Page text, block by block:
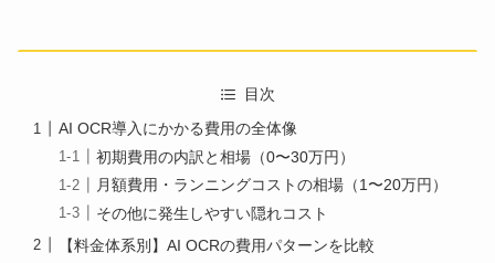
目次
AI OCR導入にかかる費用の全体像
初期費用の内訳と相場（0〜30万円）
月額費用・ランニングコストの相場（1〜20万円）
その他に発生しやすい隠れコスト
【料金体系別】AI OCRの費用パターンを比較